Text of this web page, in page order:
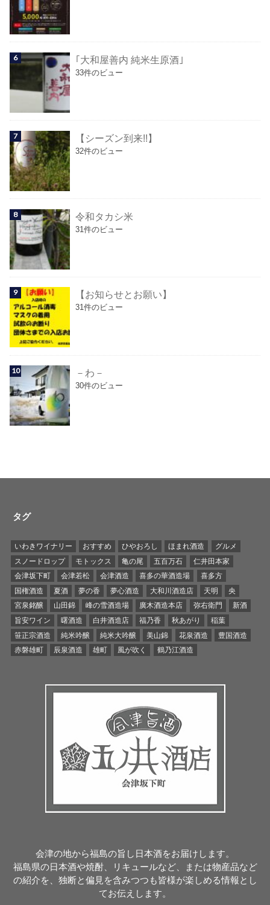
｢大和屋善内 純米生原酒｣
33件のビュー
【シーズン到来!!】
32件のビュー
令和タカシ米
31件のビュー
【お知らせとお願い】
31件のビュー
－わ－
30件のビュー
タグ
いわきワイナリー おすすめ ひやおろし ほまれ酒造
グルメ
スノードロップ
モトックス 亀の尾 五百万石
仁井田本家
会津坂下町
会津若松 会津酒造 喜多の華酒造場
喜多方
国権酒造
夏酒 夢の香 夢心酒造 大和川酒造店 天明
央
宮泉銘醸
山田錦 峰の雪酒造場 廣木酒造本店 弥右衛門
新酒
旨安ワイン
曙酒造 白井酒造店 福乃香 秋あがり
稲葉
笹正宗酒造
純米吟醸 純米大吟醸 美山錦 花泉酒造
豊国酒造
赤磐雄町
辰泉酒造 雄町 風が吹く 鶴乃江酒造
会津の地から福島の旨し日本酒をお届けします。
福島県の日本酒や焼酎、リキュールなど、または物産品など
の紹介を、独断と偏見を含みつつも皆様が楽しめる情報とし
てお伝えします。